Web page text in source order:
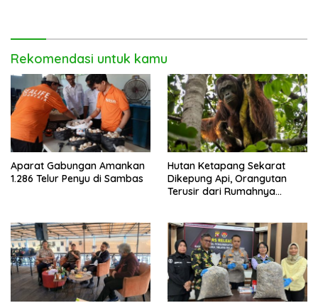
Rekomendasi untuk kamu
Aparat Gabungan Amankan
1.286 Telur Penyu di Sambas
Hutan Ketapang Sekarat
Dikepung Api, Orangutan
Terusir dari Rumahnya